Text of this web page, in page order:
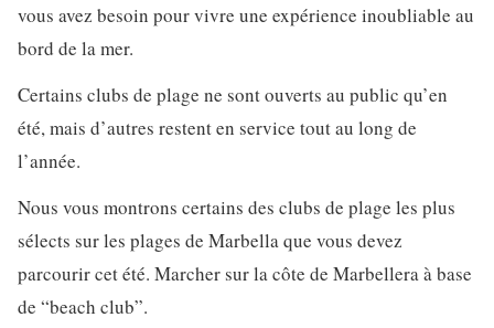
vous avez besoin pour vivre une expérience inoubliable au
bord de la mer.
Certains clubs de plage ne sont ouverts au public qu’en
été, mais d’autres restent en service tout au long de
l’année.
Nous vous montrons certains des clubs de plage les plus
sélects sur les plages de Marbella que vous devez
parcourir cet été. Marcher sur la côte de Marbellera à base
de “beach club”.